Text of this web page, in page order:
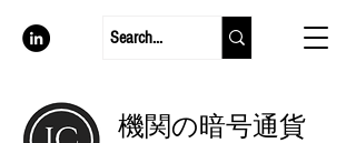
機関の暗号通貨